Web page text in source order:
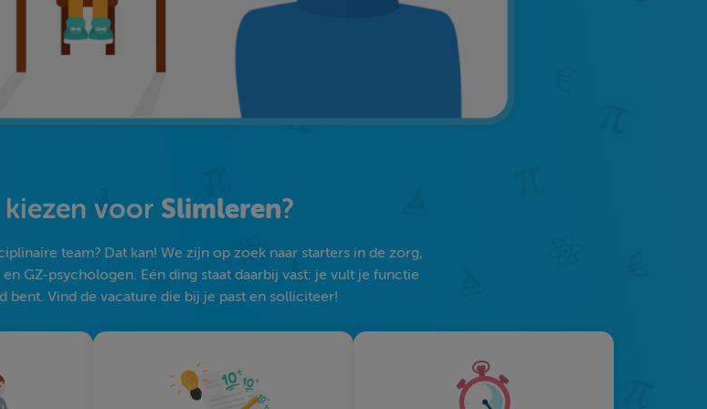
kiezen voor Slimleren?
team? Dat kan! We zijn op zoek naar starters in de zorg,
GZ-psychologen. Eén ding staat daarbij vast: je vult je functie
bent. Vind de vacature die bij je past en solliciteer!